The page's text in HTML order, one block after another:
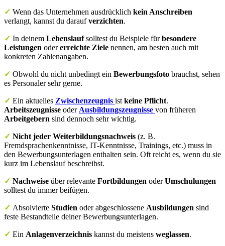
✓ Wenn das Unternehmen ausdrücklich kein Anschreiben
verlangt, kannst du daraufverzichten.
✓ In deinem Lebenslaufsolltest du Beispiele fürbesondere
Leistungen odererreichte Ziele nennen, am besten auch mit
konkreten Zahlenangaben.
✓ Obwohl du nicht unbedingt ein Bewerbungsfoto brauchst, sehen
es Personaler sehr gerne.
✓ Ein aktuelles Zwischenzeugnis ist keine Pflicht.
Arbeitszeugnisse oder Ausbildungszeugnisse von früheren
Arbeitgebern sind dennoch sehr wichtig.
✓ Nicht jeder Weiterbildungsnachweis (z. B.
Fremdsprachenkenntnisse, IT-Kenntnisse, Trainings, etc.) muss in
den Bewerbungsunterlagen enthalten sein. Oft reicht es, wenn du sie
kurz im Lebenslauf beschreibst.
✓ Nachweise über relevante Fortbildungen oderUmschulungen
solltest du immer beifügen.
✓ Absolvierte Studien oder abgeschlossene Ausbildungen sind
feste Bestandteile deiner Bewerbungsunterlagen.
✓ Ein Anlagenverzeichnis kannst du meistens weglassen.